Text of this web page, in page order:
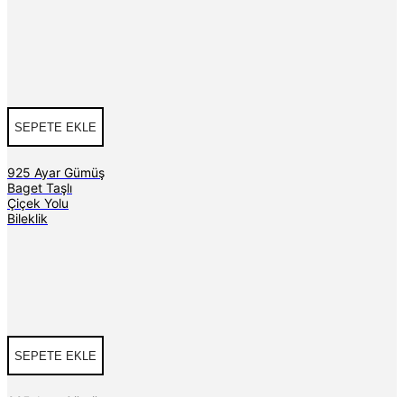
SEPETE EKLE
925 Ayar Gümüş
Baget Taşlı
Çiçek Yolu
Bileklik
SEPETE EKLE